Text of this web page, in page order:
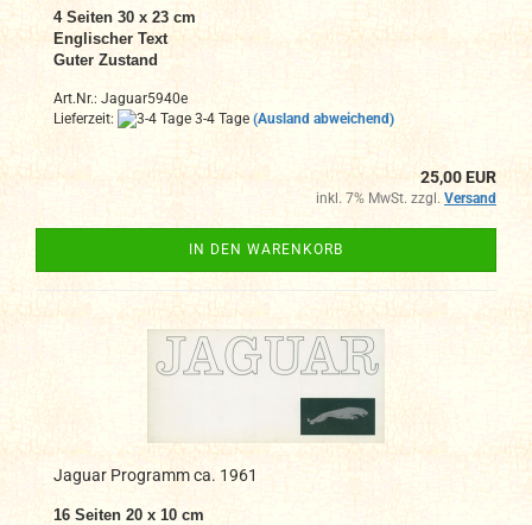
4 Seiten 30 x 23 cm
Englischer Text
Guter Zustand
Art.Nr.: Jaguar5940e
Lieferzeit:
3-4 Tage (Ausland abweichend)
25,00 EUR
inkl. 7% MwSt. zzgl. Versand
IN DEN WARENKORB
Jaguar Programm ca. 1961
16 Seiten 20 x 10 cm